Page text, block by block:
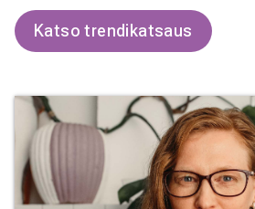
Katso trendikatsaus